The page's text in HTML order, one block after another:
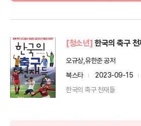
[청소년] 한국의 축구 천
오규상,유한준 공저
북스타
2023-09-15
한국의 축구 천재들